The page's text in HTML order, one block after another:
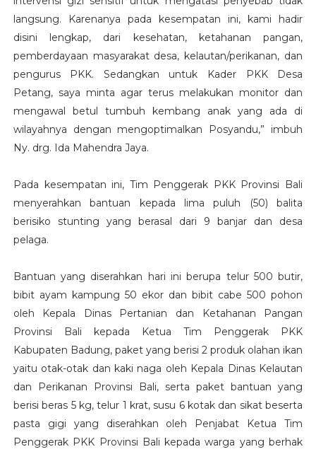
langsung. Karenanya pada kesempatan ini, kami hadir
disini lengkap, dari kesehatan, ketahanan pangan,
pemberdayaan masyarakat desa, kelautan/perikanan, dan
pengurus PKK. Sedangkan untuk Kader PKK Desa
Petang, saya minta agar terus melakukan monitor dan
mengawal betul tumbuh kembang anak yang ada di
wilayahnya dengan mengoptimalkan Posyandu,” imbuh
Ny. drg. Ida Mahendra Jaya.
Pada kesempatan ini, Tim Penggerak PKK Provinsi Bali
menyerahkan bantuan kepada lima puluh (50) balita
berisiko stunting yang berasal dari 9 banjar dan desa
pelaga.
Bantuan yang diserahkan hari ini berupa telur 500 butir,
bibit ayam kampung 50 ekor dan bibit cabe 500 pohon
oleh Kepala Dinas Pertanian dan Ketahanan Pangan
Provinsi Bali kepada Ketua Tim Penggerak PKK
Kabupaten Badung, paket yang berisi 2 produk olahan ikan
yaitu otak-otak dan kaki naga oleh Kepala Dinas Kelautan
dan Perikanan Provinsi Bali, serta paket bantuan yang
berisi beras 5 kg, telur 1 krat, susu 6 kotak dan sikat beserta
pasta gigi yang diserahkan oleh Penjabat Ketua Tim
Penggerak PKK Provinsi Bali kepada warga yang berhak